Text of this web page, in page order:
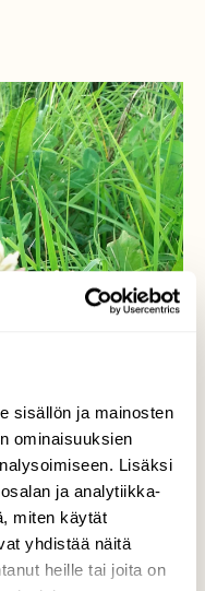
sisällön ja mainosten
ominaisuuksien
Lisäksi
ja analytiikka-
miten käytät
yhdistää näitä
heille tai joita on